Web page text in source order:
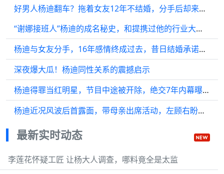
好男人杨迪翻车？拖着女友12年不结婚，分手后却来营销深情人设
“谢娜接班人”杨迪的成名秘史，和提携过他的行业大佬们
杨迪与女友分手，16年感情终成过去，昔日结婚承诺成笑话
深夜爆大瓜！杨迪同性关系的震撼启示
杨迪得罪当红明星，节目中途被开除，绝交7年内幕曝光
杨迪近况风波后首露面，带母亲出席活动，左顾右盼没了往日幽默！
最新实时动态
李莲花怀疑工匠 让杨大人调查，哪料竟全是太监